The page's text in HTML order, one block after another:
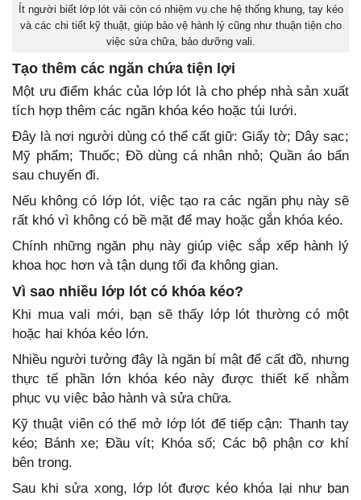
Ít người biết lớp lót vải còn có nhiệm vụ che hệ thống khung, tay kéo
và các chi tiết kỹ thuật, giúp bảo vệ hành lý cũng như thuận tiện cho
việc sửa chữa, bảo dưỡng vali.
Tạo thêm các ngăn chứa tiện lợi
Một ưu điểm khác của lớp lót là cho phép nhà sản xuất
tích hợp thêm các ngăn khóa kéo hoặc túi lưới.
Đây là nơi người dùng có thể cất giữ: Giấy tờ; Dây sạc;
Mỹ phẩm; Thuốc; Đồ dùng cá nhân nhỏ; Quần áo bẩn
sau chuyến đi.
Nếu không có lớp lót, việc tạo ra các ngăn phụ này sẽ
rất khó vì không có bề mặt để may hoặc gắn khóa kéo.
Chính những ngăn phụ này giúp việc sắp xếp hành lý
khoa học hơn và tận dụng tối đa không gian.
Vì sao nhiều lớp lót có khóa kéo?
Khi mua vali mới, bạn sẽ thấy lớp lót thường có một
hoặc hai khóa kéo lớn.
Nhiều người tưởng đây là ngăn bí mật để cất đồ, nhưng
thực tế phần lớn khóa kéo này được thiết kế nhằm
phục vụ việc bảo hành và sửa chữa.
Kỹ thuật viên có thể mở lớp lót để tiếp cận: Thanh tay
kéo; Bánh xe; Đầu vít; Khóa số; Các bộ phận cơ khí
bên trong.
Sau khi sửa xong, lớp lót được kéo khóa lại như ban